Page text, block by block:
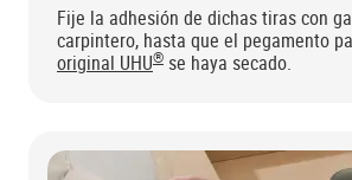
Fije la adhesión de dichas tiras con
carpintero, hasta que el pegamento
original UHU® se haya secado.